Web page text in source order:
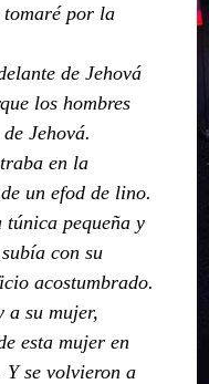
tomaré por la
de Jehová
los hombres
Jehová.
en la
un efod de lino.
túnica pequeña y
con su
acostumbrado.
a su mujer,
esta mujer en
se volvieron a